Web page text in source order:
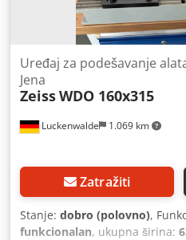
Luckenwalde 1.069 km
Uređaj za podešavanje
Jena
ZeissWDO 160x315
Zatražiti
Stanje: dobro (polovno),
funkcionalan, ukupna širina: